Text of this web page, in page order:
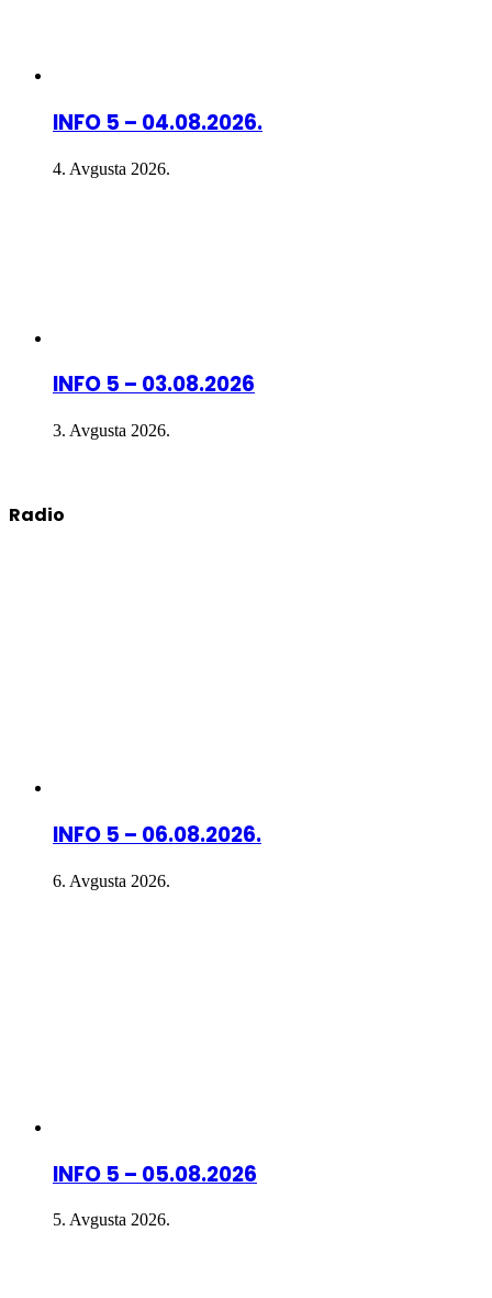
INFO 5 – 04.08.2026.
4. Avgusta 2026.
INFO 5 – 03.08.2026
3. Avgusta 2026.
Radio
INFO 5 – 06.08.2026.
6. Avgusta 2026.
INFO 5 – 05.08.2026
5. Avgusta 2026.